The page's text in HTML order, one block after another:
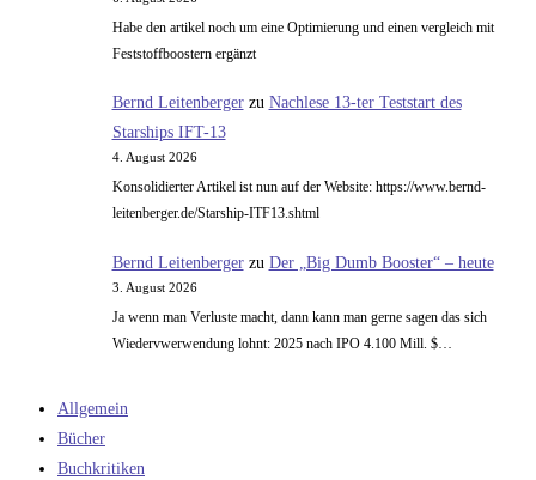
Habe den artikel noch um eine Optimierung und einen vergleich mit
Feststoffboostern ergänzt
Bernd Leitenbergerzu Nachlese 13-ter Teststart des
Starships IFT-13
4. August 2026
Konsolidierter Artikel ist nun auf der Website: https://www.bernd-
leitenberger.de/Starship-ITF13.shtml
Bernd Leitenbergerzu Der „Big Dumb Booster“ – heute
3. August 2026
Ja wenn man Verluste macht, dann kann man gerne sagen das sich
Wiedervwerwendung lohnt: 2025 nach IPO 4.100 Mill. $…
Allgemein
Bücher
Buchkritiken